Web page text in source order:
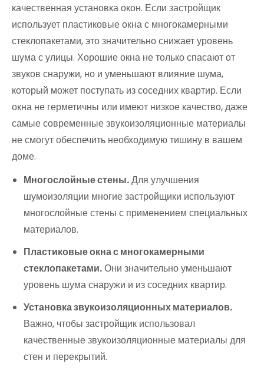
качественная установка окон. Если застройщик
использует пластиковые окна с многокамерными
стеклопакетами, это значительно снижает уровень
шума с улицы. Хорошие окна не только спасают от
звуков снаружи, но и уменьшают влияние шума,
который может поступать из соседних квартир. Если
окна не герметичны или имеют низкое качество, даже
самые современные звукоизоляционные материалы
не смогут обеспечить необходимую тишину в вашем
доме.
Многослойные стены.Для улучшения
шумоизоляции многие застройщики используют
многослойные стены с применением специальных
материалов.
Пластиковые окна с многокамерными
стеклопакетами.Они значительно уменьшают
уровень шума снаружи и из соседних квартир.
Установка звукоизоляционных материалов.
Важно, чтобы застройщик использовал
качественные звукоизоляционные материалы для
стен и перекрытий.